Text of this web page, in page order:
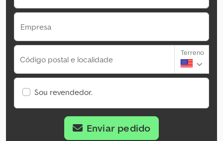
Empresa
Código postal e localidade
Terreno
Sou revendedor.
Enviar pedido